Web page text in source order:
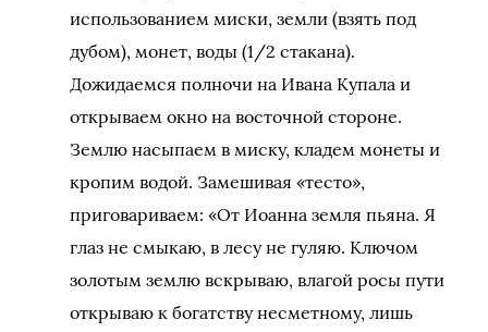
использованием миски, земли (взять под
дубом), монет, воды (1/2 стакана).
Дожидаемся полночи на Ивана Купала и
открываем окно на восточной стороне.
Землю насыпаем в миску, кладем монеты и
кропим водой. Замешивая «тесто»,
приговариваем: «От Иоанна земля пьяна. Я
глаз не смыкаю, в лесу не гуляю. Ключом
золотым землю вскрываю, влагой росы пути
открываю к богатству несметному, лишь